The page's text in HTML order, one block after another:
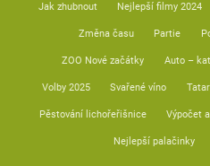
Jak zhubnout Nejlepší filmy 2024
Změna času Partie
ZOO Nové začátky Auto –
Volby 2025 Svařené víno
Pěstování lichořeřišnice Výpočet
Nejlepší palačinky